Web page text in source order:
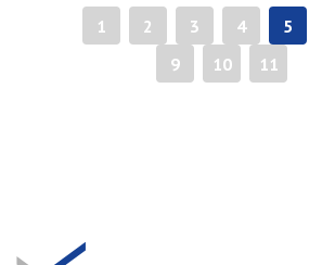
1 2 3 4 5
9
10 11